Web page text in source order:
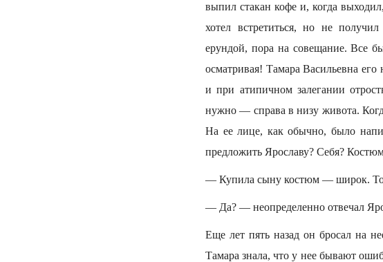
выпил стакан кофе и, когда
хотел встретиться, но не
ерундой, пора на совещание. Все
осматривая! Тамара Васильевна
и при атипичном залегании
нужно — справа в низу живота.
На ее лице, как обычно, было
предложить Ярославу? Себя?
— Купила сыну костюм — широк.
— Да? — неопределенно отвечал
Еще лет пять назад он бросал на
Тамара знала, что у нее бывают